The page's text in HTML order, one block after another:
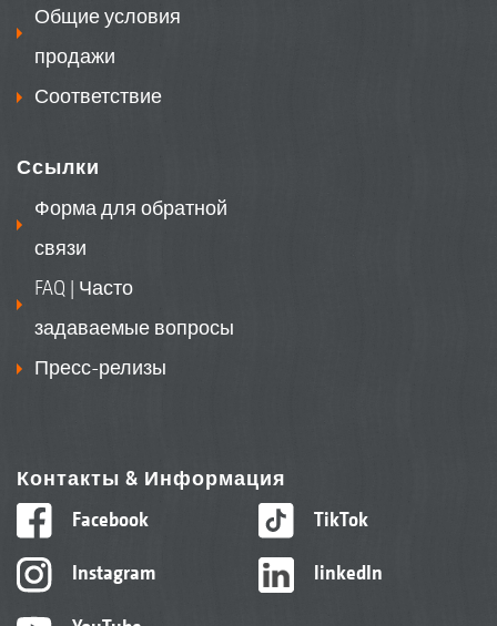
Общие условия
продажи
Соответствие
Ссылки
Форма для обратной
связи
FAQ | Часто
задаваемые вопросы
Пресс-релизы
Контакты & Информация
Facebook
Instagram
TikTok
linkedIn